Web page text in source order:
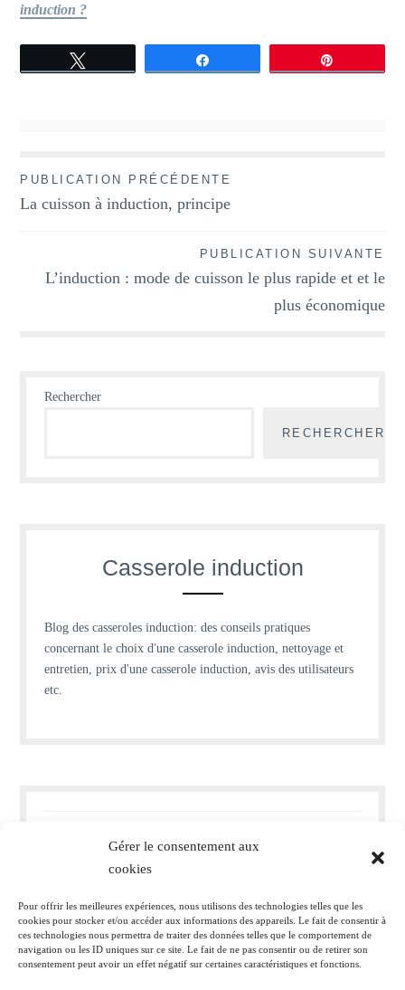
Gérer le consentement aux
cookies
Pour offrir les meilleures expériences, nous utilisons des technologies telles que les
cookies pour stocker et/ou accéder aux informations des appareils. Le fait de consentir à
ces technologies nous permettra de traiter des données telles que le comportement de
navigation ou les ID uniques sur ce site. Le fait de ne pas consentir ou de retirer son
consentement peut avoir un effet négatif sur certaines caractéristiques et fonctions.
induction ?
Navigation
de
PUBLICATION PRÉCÉDENTE
La cuisson à induction, principe
PUBLICATION SUIVANTE
L’induction : mode de cuisson le plus rapide et et le
plus économique
Rechercher
RECHERCHER
Casserole induction
Blog des casseroles induction: des conseils pratiques
concernant le choix d'une casserole induction, nettoyage et
entretien, prix d'une casserole induction, avis des utilisateurs
etc.
prolonger leur durée de vie ?
Cuisine noir et bois : quelle couleur de mur ?